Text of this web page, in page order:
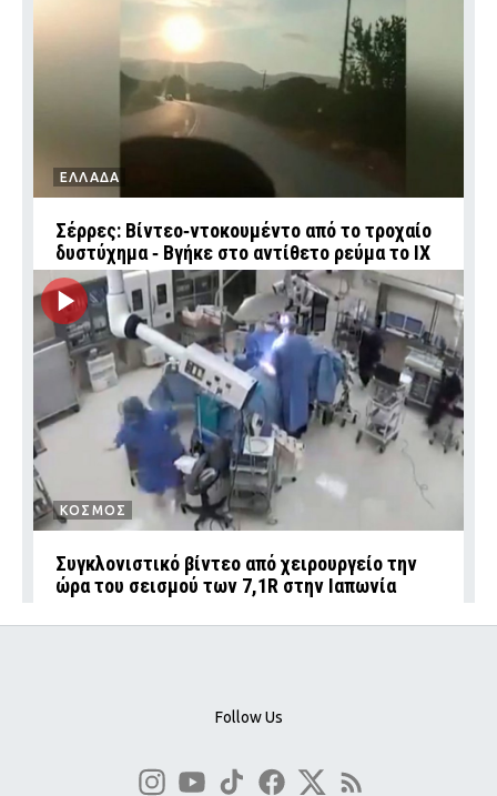
ΕΛΛΑΔΑ
Σέρρες: Βίντεο‑ντοκουμέντο από το τροχαίο
δυστύχημα ‑ Βγήκε στο αντίθετο ρεύμα το ΙΧ
ΚΟΣΜΟΣ
Συγκλονιστικό βίντεο από χειρουργείο την
ώρα του σεισμού των 7,1R στην Ιαπωνία
Follow Us